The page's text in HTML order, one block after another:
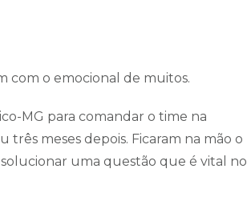
com o emocional de muitos.
MG para comandar o time na
meses depois. Ficaram na mão o
uma questão que é vital no